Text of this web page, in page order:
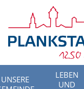
UNSERE
LEBEN
UND